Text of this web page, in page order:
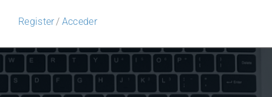
Register/ Acceder